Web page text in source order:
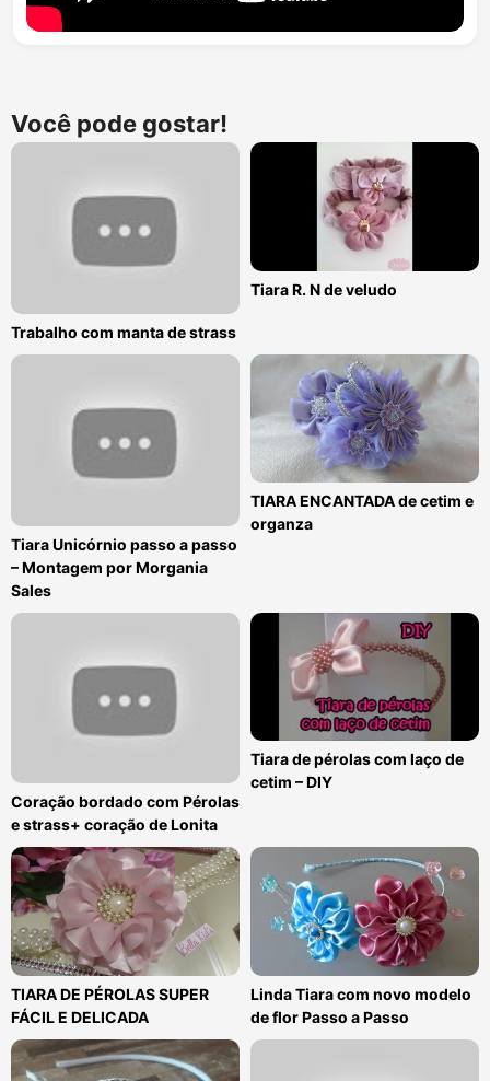
Você pode gostar!
Trabalho com manta de strass
Tiara R. N de veludo
Tiara Unicórnio passo a passo
– Montagem por Morgania
Sales
TIARA ENCANTADA de cetim e
organza
Coração bordado com Pérolas
e strass+ coração de Lonita
Tiara de pérolas com laço de
cetim – DIY
TIARA DE PÉROLAS SUPER
FÁCIL E DELICADA
Linda Tiara com novo modelo
de flor Passo a Passo